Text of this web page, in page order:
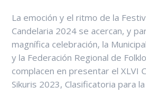
La emoción y el ritmo de la
Candelaria 2024 se acercan, y
magnífica celebración, la
y la Federación Regional de
complacen en presentar el XLVI
Sikuris 2023, Clasificatoria para